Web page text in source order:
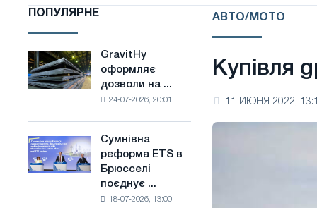
ПОПУЛЯРНЕ
GravitHy
оформляє
дозволи
з
виробництва
низьковуглецевої
GravitHy
оформляє
дозволи на ...
24-07-2026, 20:01
Сумнівна
реформа
ETS
Сумнівна
реформа ETS в
Брюсселі
поєднує ...
18-07-2026, 13:00
АВТО/МОТО
Купівля
11 ИЮНЯ 2022,